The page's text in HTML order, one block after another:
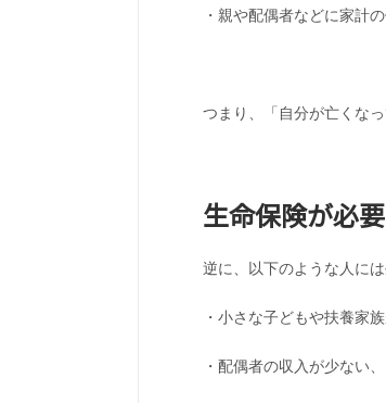
・親や配偶者などに家計
つまり、「自分が亡くな
生命保険が必
逆に、以下のような人に
・小さな子どもや扶養家
・配偶者の収入が少ない